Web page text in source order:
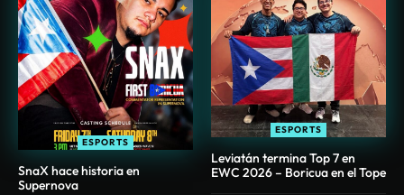
ESPORTS
SnaX hace historia en
Supernova
ESPORTS
Leviatán termina Top 7 en
EWC 2026 – Boricua en el Tope